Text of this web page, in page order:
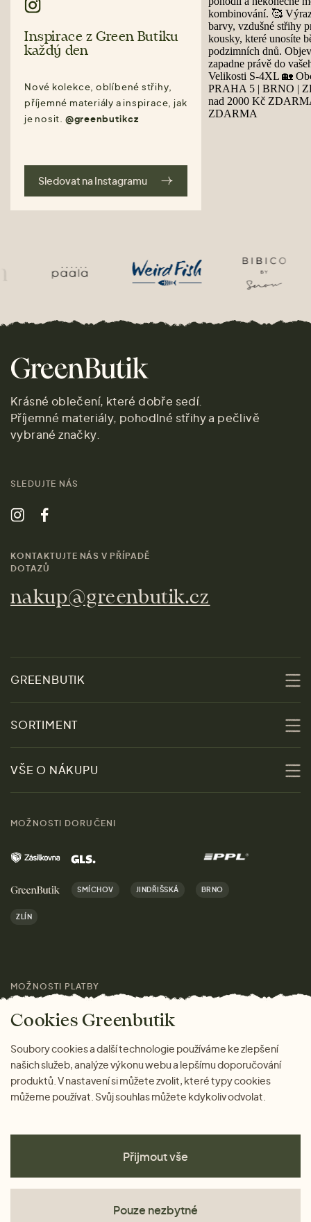
Inspirace z Green Butiku
každý den
Nové kolekce, oblíbené střihy,
příjemné materiály a inspirace, jak
je nosit. @greenbutikcz
Sledovat na Instagramu
Krásné oblečení, které dobře sedí.
Příjemné materiály, pohodlné střihy a pečlivě
vybrané značky.
SLEDUJTE NÁS
KONTAKTUJTE NÁS V PŘÍPADĚ
DOTAZŮ
nakup@greenbutik.cz
GREENBUTIK
Udržitelnost
Obchody
Kontakt
Kariéra
Značky
Magazín
SORTIMENT
Slevy
Ženy
Muži
Domov
Dárky
VŠE O NÁKUPU
Výhody nákupu u nás
MOŽNOSTI DORUČENI
SMÍCHOV JINDŘIŠSKÁ BRNO
ZLÍN
MOŽNOSTI PLATBY
Cookies Greenbutik
Soubory cookies a další technologie používáme ke zlepšení
našich služeb, analýze výkonu webu a lepšímu doporučování
produktů. V nastavení si můžete zvolit, které typy cookies
můžeme používat. Svůj souhlas můžete kdykoliv odvolat.
Přijmout vše
Pouze nezbytné